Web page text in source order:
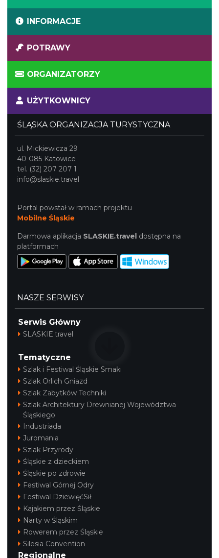
INFORMACJE
POTRAWY
ORGANIZATORZY
UŻYTKOWNICY
ŚLĄSKA ORGANIZACJA TURYSTYCZNA
ul. Mickiewicza 29
40-085 Katowice
tel. (32) 207 207 1
info@slaskie.travel
Portal powstał w ramach projektu
Mobilne Śląskie
Darmowa aplikacja SLASKIE.travel dostępna na
platformach
NASZE SERWISY
Serwis Główny
SLASKIE.travel
Tematyczne
Szlak i Festiwal Śląskie Smaki
Szlak Orlich Gniazd
Szlak Zabytków Techniki
Szlak Architektury Drewnianej Województwa
Śląskiego
Industriada
Juromania
Szlak Przyrody
Śląskie z dzieckiem
Śląskie po zdrowie
Festiwal Górnej Odry
Festiwal DziewięćSił
Kajakiem przez Śląskie
Narty w Śląskim
Rowerem przez Śląskie
Silesia Convention
Regionalne